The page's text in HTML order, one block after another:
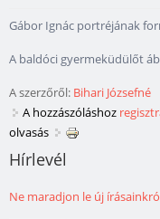
Gábor Ignác portréjának
A baldóci gyermeküdülőt
A szerzőről: Bihari Józsefné
A hozzászóláshoz
olvasás
Hírlevél
Ne maradjon le új